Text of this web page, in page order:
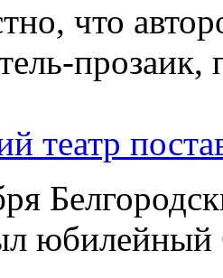
что
прозаик,
театр
юбилейный